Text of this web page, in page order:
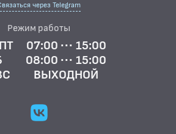
через Telegram
Режим работы
07:00 ··· 15:00
08:00 ··· 15:00
ВЫХОДНОЙ